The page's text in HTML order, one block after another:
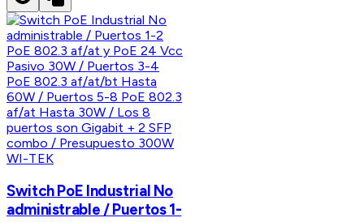
WI-TEK
Switch PoE Industrial No
administrable / Puertos 1-